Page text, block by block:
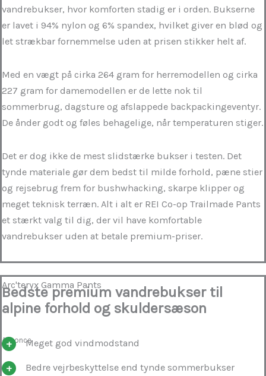
vandrebukser, hvor komforten stadig er i orden. Bukserne
er lavet i 94% nylon og 6% spandex, hvilket giver en blød og
let strækbar fornemmelse uden at prisen stikker helt af.
Med en vægt på cirka 264 gram for herremodellen og cirka
227 gram for damemodellen er de lette nok til
sommerbrug, dagsture og afslappede backpackingeventyr.
De ånder godt og føles behagelige, når temperaturen stiger.
Det er dog ikke de mest slidstærke bukser i testen. Det
tynde materiale gør dem bedst til milde forhold, pæne stier
og rejsebrug frem for bushwhacking, skarpe klipper og
meget teknisk terræn. Alt i alt er REI Co-op Trailmade Pants
et stærkt valg til dig, der vil have komfortable
vandrebukser uden at betale premium-priser.
Arc'teryx Gamma Pants
Bedste premium vandrebukser til
alpine forhold og skuldersæson
AnnonceMeget god vindmodstand
Bedre vejrbeskyttelse end tynde sommerbukser